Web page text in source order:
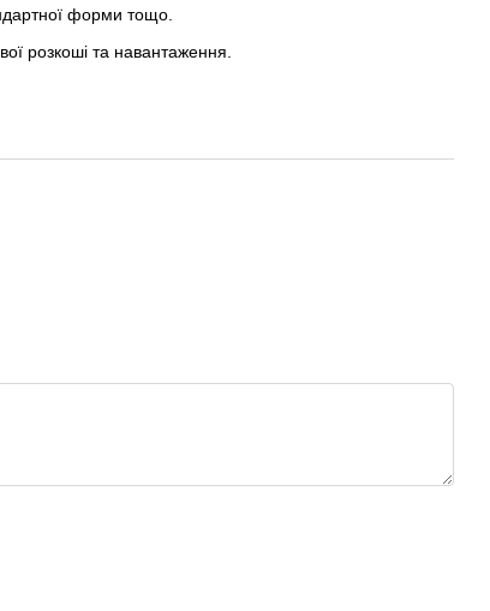
форми тощо.
розкоші та навантаження.